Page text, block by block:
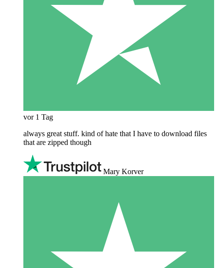
vor 1 Tag
always great stuff. kind of hate that I have to download files
that are zipped though
Mary Korver